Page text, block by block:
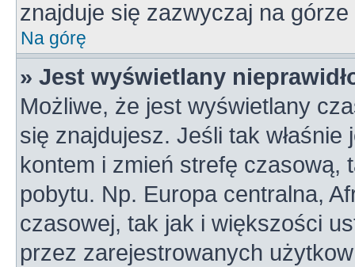
znajduje się zazwyczaj na
Na górę
» Jest wyświetlany
Możliwe, że jest wyświetlany
się znajdujesz. Jeśli tak
kontem i zmień strefę czasową,
pobytu. Np. Europa centralna,
czasowej, tak jak i większości
przez zarejestrowanych